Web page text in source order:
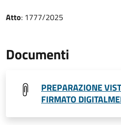
Atto: 1777/2025
Documenti
PREPARAZIONE
FIRMATO